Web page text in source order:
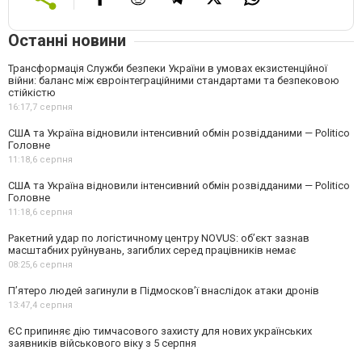
Останні новини
Трансформація Служби безпеки України в умовах екзистенційної
війни: баланс між євроінтеграційними стандартами та безпековою
стійкістю
16:17,7 серпня
США та Україна відновили інтенсивний обмін розвідданими — Politico
Головне
11:18,6 серпня
США та Україна відновили інтенсивний обмін розвідданими — Politico
Головне
11:18,6 серпня
Ракетний удар по логістичному центру NOVUS: об’єкт зазнав
масштабних руйнувань, загиблих серед працівників немає
08:25,6 серпня
П’ятеро людей загинули в Підмосков’ї внаслідок атаки дронів
13:47,4 серпня
ЄС припиняє дію тимчасового захисту для нових українських
заявників військового віку з 5 серпня